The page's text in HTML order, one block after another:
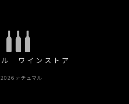
ル ワインストア
ナチュマル